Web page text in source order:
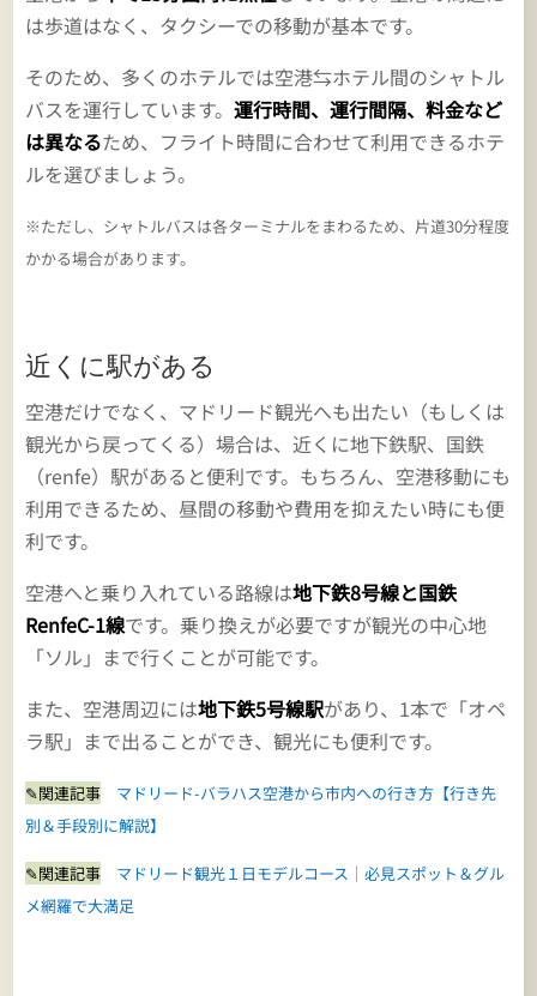
は歩道はなく、タクシーでの移動が基本です。
そのため、多くのホテルでは空港⇆ホテル間のシャトル
バスを運行しています。運行時間、運行間隔、料金など
は異なるため、フライト時間に合わせて利用できるホテ
ルを選びましょう。
※ただし、シャトルバスは各ターミナルをまわるため、片道30分程度
かかる場合があります。
近くに駅がある
空港だけでなく、マドリード観光へも出たい（もしくは
観光から戻ってくる）場合は、近くに地下鉄駅、国鉄
（renfe）駅があると便利です。もちろん、空港移動にも
利用できるため、昼間の移動や費用を抑えたい時にも便
利です。
空港へと乗り入れている路線は地下鉄8号線と国鉄
RenfeC-1線です。乗り換えが必要ですが観光の中心地
「ソル」まで行くことが可能です。
また、空港周辺には地下鉄5号線駅があり、1本で「オペ
ラ駅」まで出ることができ、観光にも便利です。
✎関連記事
マドリード-バラハス空港から市内への行き方【行き先
別＆手段別に解説】
✎関連記事
マドリード観光１日モデルコース｜必見スポット＆グル
メ網羅で大満足